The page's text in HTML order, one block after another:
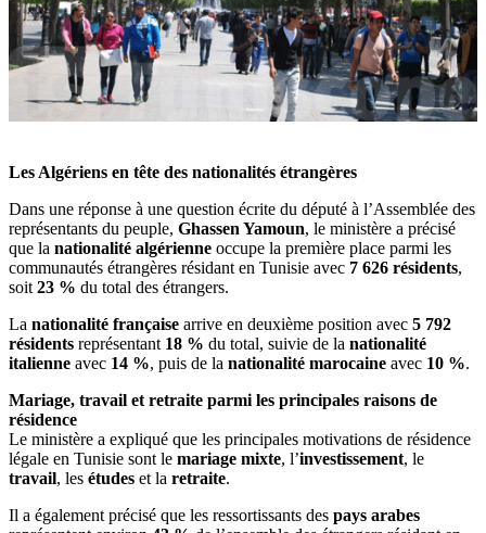
Les Algériens en tête des nationalités étrangères
Dans une réponse à une question écrite du député à l’Assemblée des
représentants du peuple, Ghassen Yamoun, le ministère a précisé
que la nationalité algérienne occupe la première place parmi les
communautés étrangères résidant en Tunisie avec 7 626 résidents,
soit 23 % du total des étrangers.
La nationalité française arrive en deuxième position avec 5 792
résidents représentant 18 % du total, suivie de la nationalité
italienne avec 14 %, puis de la nationalité marocaine avec 10 %.
Mariage, travail et retraite parmi les principales raisons de
résidence
Le ministère a expliqué que les principales motivations de résidence
légale en Tunisie sont le mariage mixte, l’investissement, le
travail, les études et la retraite.
Il a également précisé que les ressortissants des pays arabes